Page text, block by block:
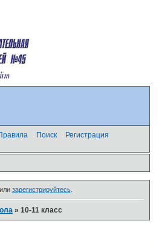
Поиск
Регистрация
зарегистрируйтесь.
»10-11 класс